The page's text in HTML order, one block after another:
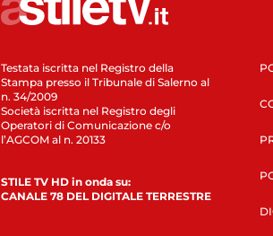
Testata iscritta nel Registro della
Stampa presso il Tribunale di Salerno al
n. 34/2009
Società iscritta nel Registro degli
Operatori di Comunicazione c/o
l’AGCOM al n. 20133
STILE TV HD in onda su:
CANALE 78 DEL DIGITALE TERRESTRE